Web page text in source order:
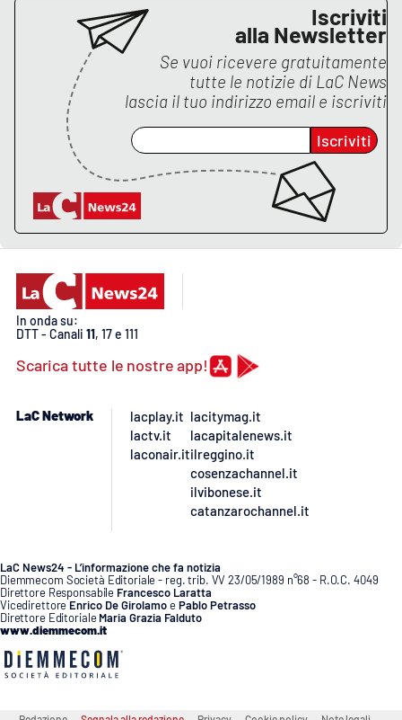
Laconair.it
Lacitymag.it
Lacapitalenews.it
Ilreggino.it
Cosenzachannel.it
Ilvibonese.it
Catanzarochannel.it
Iscriviti
alla Newsletter
Se vuoi ricevere gratuitamente
tutte le notizie di LaC News
lascia il tuo indirizzo email e iscriviti
Iscriviti
In onda su:
DTT - Canali 11, 17 e 111
Scarica tutte le nostre app!
LaC Network
lacplay.it
lactv.it
laconair.it
lacitymag.it
lacapitalenews.it
ilreggino.it
cosenzachannel.it
ilvibonese.it
catanzarochannel.it
LaC News24 - L’informazione che fa notizia
Diemmecom Società Editoriale - reg. trib. VV 23/05/1989 n°68 - R.O.C. 4049
Direttore Responsabile Francesco Laratta
Vicedirettore Enrico De GirolamoePablo Petrasso
Direttore Editoriale Maria Grazia Falduto
www.diemmecom.it